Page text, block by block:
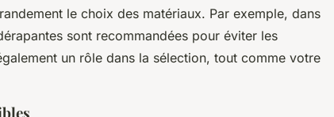
le choix des matériaux. Par exemple, dans
sont recommandées pour éviter les
un rôle dans la sélection, tout comme votre